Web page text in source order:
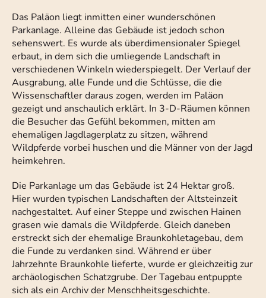
Das Paläon liegt inmitten einer wunderschönen
Parkanlage. Alleine das Gebäude ist jedoch schon
sehenswert. Es wurde als überdimensionaler Spiegel
erbaut, in dem sich die umliegende Landschaft in
verschiedenen Winkeln wiederspiegelt. Der Verlauf der
Ausgrabung, alle Funde und die Schlüsse, die die
Wissenschaftler daraus zogen, werden im Paläon
gezeigt und anschaulich erklärt. In 3-D-Räumen können
die Besucher das Gefühl bekommen, mitten am
ehemaligen Jagdlagerplatz zu sitzen, während
Wildpferde vorbei huschen und die Männer von der Jagd
heimkehren.
Die Parkanlage um das Gebäude ist 24 Hektar groß.
Hier wurden typischen Landschaften der Altsteinzeit
nachgestaltet. Auf einer Steppe und zwischen Hainen
grasen wie damals die Wildpferde. Gleich daneben
erstreckt sich der ehemalige Braunkohletagebau, dem
die Funde zu verdanken sind. Während er über
Jahrzehnte Braunkohle lieferte, wurde er gleichzeitig zur
archäologischen Schatzgrube. Der Tagebau entpuppte
sich als ein Archiv der Menschheitsgeschichte.